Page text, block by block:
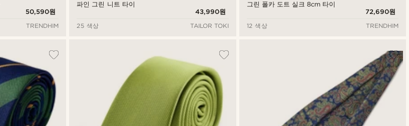
50,590원
TRENDHIM
파인 그린 니트 타이
43,990원
25 색상
TAILOR TOKI
그린 폴카 도트 실크 8cm 타이
72,690원
12 색상
TRENDHIM